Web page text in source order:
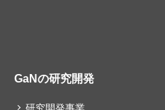
GaNの研究開発